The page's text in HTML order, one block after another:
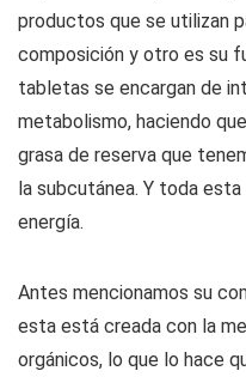
productos que se utilizan
composición y otro es su
tabletas se encargan de
metabolismo, haciendo
grasa de reserva que
la subcutánea. Y toda
energía.
Antes mencionamos su
esta está creada con la
orgánicos, lo que lo hace